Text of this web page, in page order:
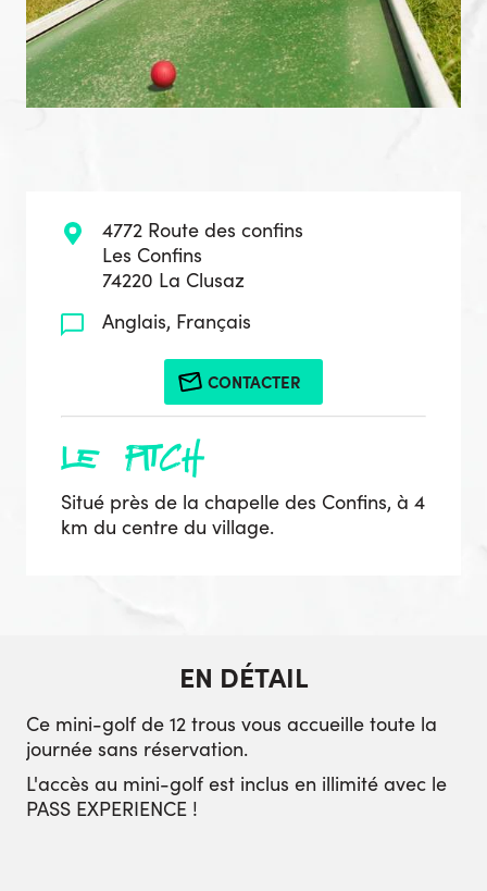
4772 Route des confins
Les Confins
74220 La Clusaz
Anglais, Français
CONTACTER
le pitch
Situé près de la chapelle des Confins, à 4
km du centre du village.
EN DÉTAIL
Ce mini-golf de 12 trous vous accueille toute la
journée sans réservation.
L'accès au mini-golf est inclus en illimité avec le
PASS EXPERIENCE !